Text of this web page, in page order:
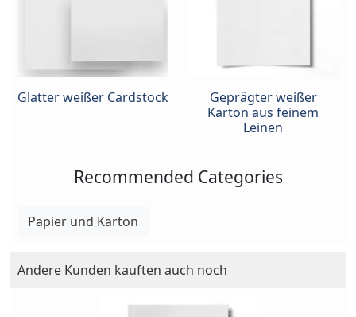
Glatter weißer Cardstock
Geprägter weißer
Karton aus feinem
Leinen
Recommended Categories
Papier und Karton
Andere Kunden kauften auch noch